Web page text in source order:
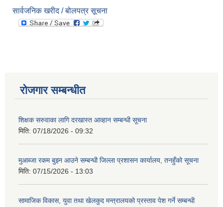
सार्वजनिक खरीद / बोलपत्र सूचना
रोजगार सम्बन्धीत
शिक्षक सरुवाका लागि दरखास्त आव्हान सम्बन्धी सूचना
मिति: 07/18/2026 - 09:32
मुआब्जा रकम बुझ्न आउने सम्बन्धी जिल्ला प्रशासन कार्यालय, तनहुँको सूचना
मिति: 07/15/2026 - 13:03
सामाजिक विकास, युवा तथा खेलकुद मन्त्रालयको प्रस्ताव पेश गर्ने सम्बन्धी